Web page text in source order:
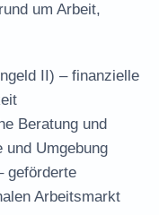
um Arbeit,
II) – finanzielle
Beratung und
und Umgebung
geförderte
Arbeitsmarkt